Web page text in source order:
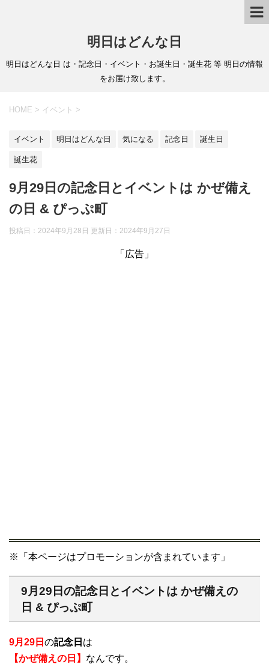
明日はどんな日
明日はどんな日 は・記念日・イベント・お誕生日・誕生花 等 明日の情報
をお届け致します。
HOME > イベント >
イベント 明日はどんな日 気になる 記念日 誕生日
誕生花
9月29日の記念日とイベントは かぜ備え
の日 & ぴっぷ町
投稿日：2024年9月28日 更新日： 2024年9月27日
「広告」
※「本ページはプロモーションが含まれています」
9月29日の記念日とイベントは かぜ備えの
日 & ぴっぷ町
9月29日 の記念日 は
【かぜ備えの日】 なんです。